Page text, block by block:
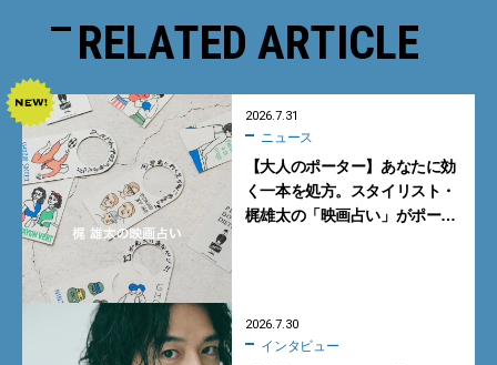
RELATED ARTICLE
2026.7.31
ニュース
【大人のポーター】あなたに効
く一本を処方。スタイリスト・
梶雄太の「映画占い」がポー
2026.7.30
インタビュー